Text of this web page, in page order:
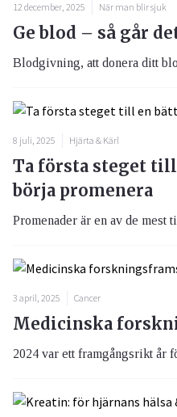
12 december, 2025 När man blir sjuk
Ge blod – så går
Blodgivning, att donera ditt
8 juli, 2025 Hjärta & Kärl
Ta första steget till
börja promenera
Promenader är en av de mest
3 april, 2025 Cancer
Medicinska
2024 var ett framgångsrikt år